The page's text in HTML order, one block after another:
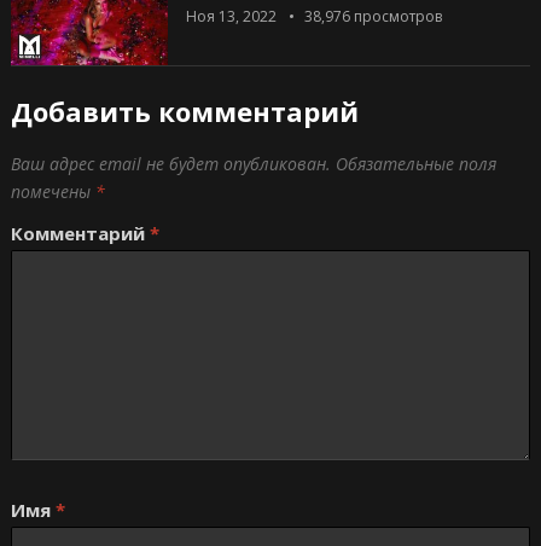
Ноя 13, 2022 38,976просмотров
Добавить комментарий
Ваш адрес email не будет опубликован. Обязательные поля
помечены *
Комментарий *
Имя *